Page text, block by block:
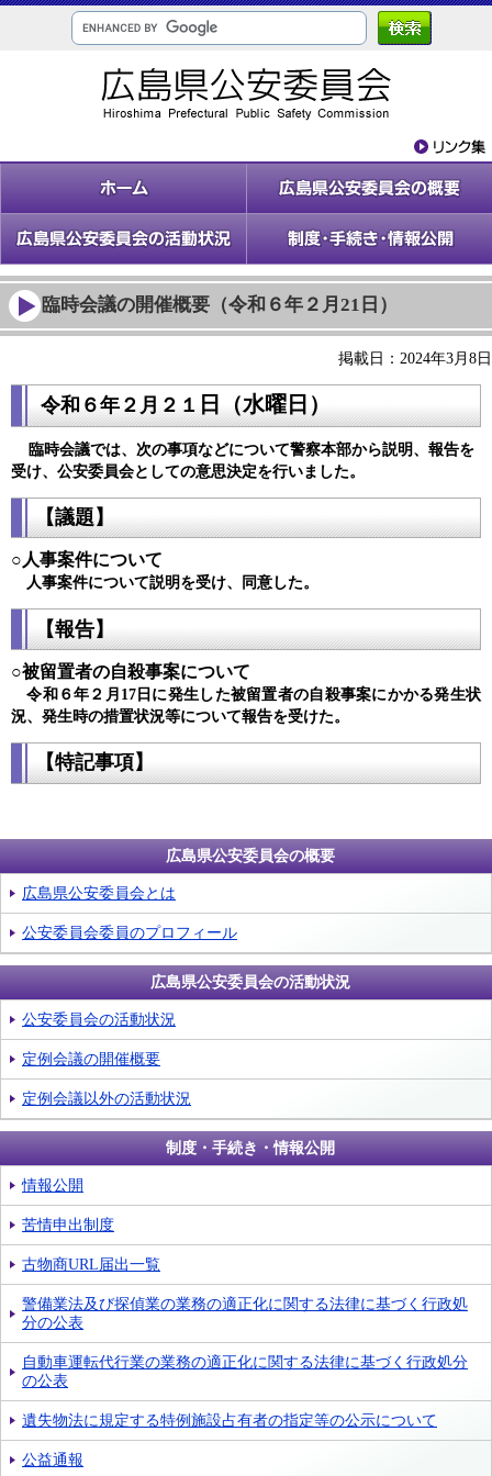
臨時会議の開催概要（令和６年２月21日）
掲載日：2024年3月8日
令和６年２ 月２１ 日（水曜日）
臨時会議では、次の事項などについて警察本部から説明、報告を
受け、公安委員会としての意思決定を行いました。
【議題】
○人事案件について
人事案件について説明を受け、同意した。
【報告】
○被留置者の自殺事案について
令和６年２月17日に発生した被留置者の自殺事案にかかる発生状
況、発生時の措置状況等について報告を受けた。
【特記事項】
広島県公安委員会の概要
広島県公安委員会とは
公安委員会委員のプロフィール
広島県公安委員会の活動状況
公安委員会の活動状況
定例会議の開催概要
定例会議以外の活動状況
制度・手続き・情報公開
情報公開
苦情申出制度
古物商URL届出一覧
警備業法及び探偵業の業務の適正化に関する法律に基づく行政処
分の公表
自動車運転代行業の業務の適正化に関する法律に基づく行政処分
の公表
遺失物法に規定する特例施設占有者の指定等の公示について
公益通報